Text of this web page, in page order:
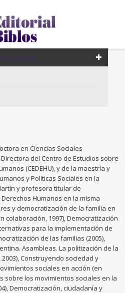
BIBLOS
en Ciencias Sociales
del Centro de Estudios sobre
(CEDEHU), y de la maestría y
y Políticas Sociales en la
y profesora titular de
Humanos en la misma
y democratización de la familia en
colaboración, 1997), Democratización
para la implementación de
de las familias (2005),
Asambleas. La politización de la
Construyendo sociedad y
sociales en acción (en
sobre los movimientos sociales en la
Democratización, ciudadanía y